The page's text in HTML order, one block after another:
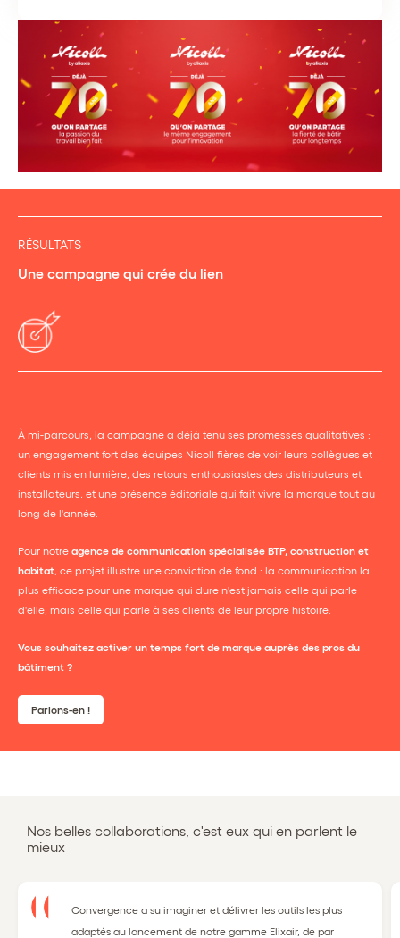
RÉSULTATS
Une campagne qui crée du lien
À mi-parcours, la campagne a déjà tenu ses promesses qualitatives :
un engagement fort des équipes Nicoll fières de voir leurs collègues et
clients mis en lumière, des retours enthousiastes des distributeurs et
installateurs, et une présence éditoriale qui fait vivre la marque tout au
long de l'année.
Pour notre agence de communication spécialisée BTP, construction et
habitat , ce projet illustre une conviction de fond : la communication la
plus efficace pour une marque qui dure n'est jamais celle qui parle
d'elle, mais celle qui parle à ses clients de leur propre histoire.
Vous souhaitez activer un temps fort de marque auprès des pros du
bâtiment ?
Parlons-en !
Nos belles collaborations, c'est eux qui en parlent le
mieux
Convergence a su imaginer et délivrer les outils les plus
adaptés au lancement de notre gamme Elixair, de par